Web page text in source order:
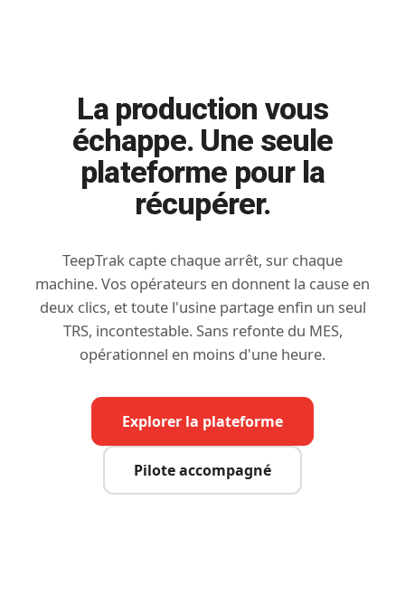
La production vous
échappe. Une seule
plateforme pour la
récupérer.
TeepTrak capte chaque arrêt, sur chaque
machine. Vos opérateurs en donnent la cause en
deux clics, et toute l'usine partage enfin un seul
TRS, incontestable. Sans refonte du MES,
opérationnel en moins d'une heure.
Explorer la plateforme
Pilote accompagné